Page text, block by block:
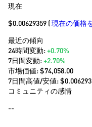
現在
$0.00629359 (現在の価格
最近の傾向
24時間変動:+0.70%
7日間変動:+2.70%
市場価値:$74,058.00
7日間高値/安値: $
コミュニティの感情
--